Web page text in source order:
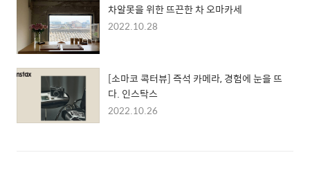
차알못을 위한 뜨끈한 차 오마카세
2022.10.28
[소마코 콕터뷰] 즉석 카메라, 경험에 눈을 뜨
다. 인스탁스
2022.10.26